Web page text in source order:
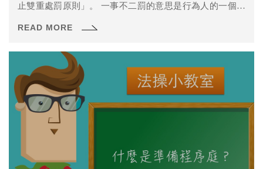
止雙重處罰原則」。 一事不二罰的意思是行為人的一個行
後，只會有一個處罰。
READ MORE